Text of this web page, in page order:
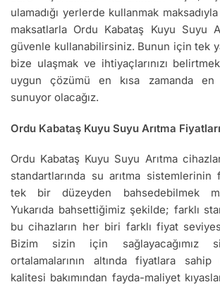
ulamadığı yerlerde kullanmak
maksatlarla Ordu Kabataş Kuyu Suyu
güvenle kullanabilirsiniz. Bunun için tek
bize ulaşmak ve ihtiyaçlarınızı
uygun çözümü en kısa zamanda
sunuyor olacağız.
Ordu Kabataş Kuyu Suyu Arıtma Fiyatları
Ordu Kabataş Kuyu Suyu Arıtma
standartlarında su arıtma sistemlerinin
tek bir düzeyden bahsedebilmek
Yukarıda bahsettiğimiz şekilde; farklı
bu cihazların her biri farklı fiyat
Bizim sizin için sağlayacağımız
ortalamalarının altında fiyatlara
kalitesi bakımından fayda-maliyet